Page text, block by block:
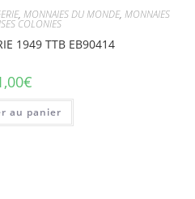
, MONNAIES DU MONDE, MONNAIES
COLONIES
1949 TTB EB90414
€
au panier